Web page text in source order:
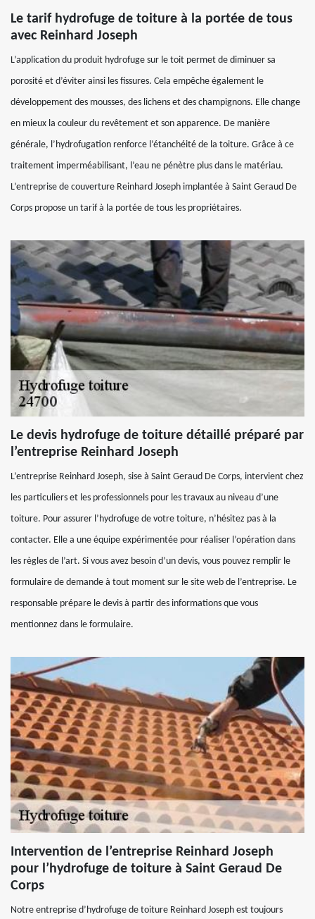
Le tarif hydrofuge de toiture à la portée de tous
avec Reinhard Joseph
L’application du produit hydrofuge sur le toit permet de diminuer sa
porosité et d’éviter ainsi les fissures. Cela empêche également le
développement des mousses, des lichens et des champignons. Elle change
en mieux la couleur du revêtement et son apparence. De manière
générale, l’hydrofugation renforce l’étanchéité de la toiture. Grâce à ce
traitement imperméabilisant, l’eau ne pénètre plus dans le matériau.
L’entreprise de couverture Reinhard Joseph implantée à Saint Geraud De
Corps propose un tarif à la portée de tous les propriétaires.
Le devis hydrofuge de toiture détaillé préparé par
l’entreprise Reinhard Joseph
L’entreprise Reinhard Joseph, sise à Saint Geraud De Corps, intervient chez
les particuliers et les professionnels pour les travaux au niveau d’une
toiture. Pour assurer l’hydrofuge de votre toiture, n’hésitez pas à la
contacter. Elle a une équipe expérimentée pour réaliser l’opération dans
les règles de l’art. Si vous avez besoin d’un devis, vous pouvez remplir le
formulaire de demande à tout moment sur le site web de l’entreprise. Le
responsable prépare le devis à partir des informations que vous
mentionnez dans le formulaire.
Intervention de l’entreprise Reinhard Joseph
pour l’hydrofuge de toiture à Saint Geraud De
Corps
Notre entreprise d’hydrofuge de toiture Reinhard Joseph est toujours